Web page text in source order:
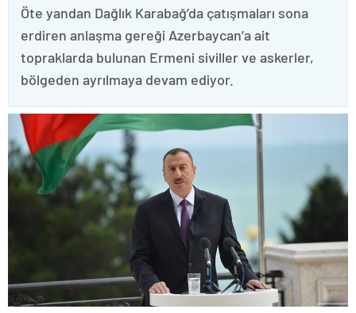
Öte yandan Dağlık Karabağ’da çatışmaları sona
erdiren anlaşma gereği Azerbaycan’a ait
topraklarda bulunan Ermeni siviller ve askerler,
bölgeden ayrılmaya devam ediyor.